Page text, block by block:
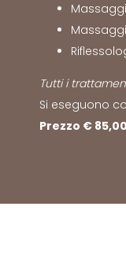
Tutti i
Si eseguono
Prezzo €